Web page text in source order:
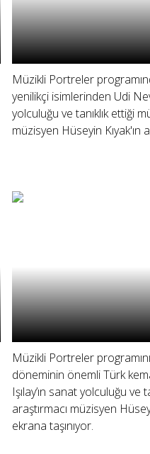
Müzikli Portreler
yenilikçi isimlerinden Udi
yolculuğu ve tanıklık ettiği
müzisyen Hüseyin Kıyak'ın
Müzikli Portreler
döneminin önemli Türk
Işılay’ın sanat yolculuğu ve
araştırmacı müzisyen
ekrana taşınıyor.